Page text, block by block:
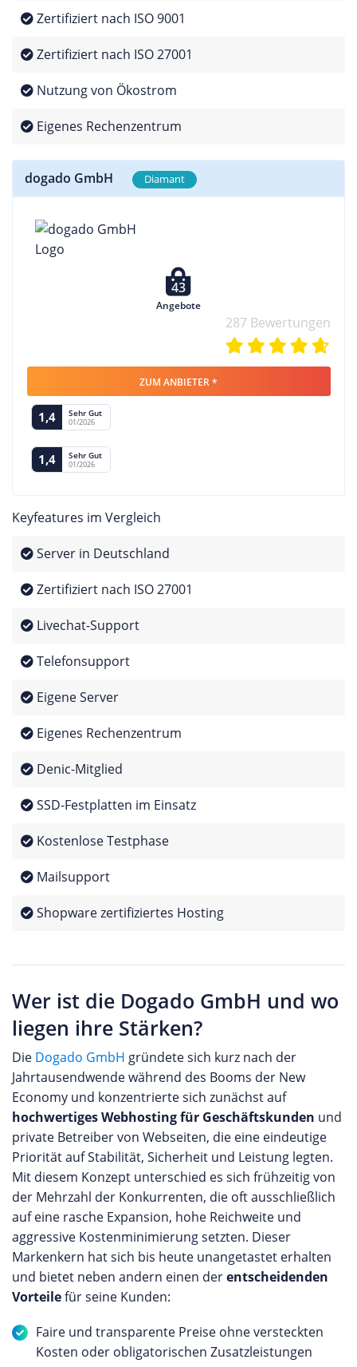
Zertifiziert nach ISO 9001
Zertifiziert nach ISO 27001
Nutzung von Ökostrom
Eigenes Rechenzentrum
dogado GmbH Diamant
43
Angebote
287 Bewertungen
ZUM ANBIETER *
1,4 Sehr Gut
01/2026
1,4 Sehr Gut
01/2026
Keyfeatures im Vergleich
Server in Deutschland
Zertifiziert nach ISO 27001
Livechat-Support
Telefonsupport
Eigene Server
Eigenes Rechenzentrum
Denic-Mitglied
SSD-Festplatten im Einsatz
Kostenlose Testphase
Mailsupport
Shopware zertifiziertes Hosting
Wer ist die Dogado GmbH und wo
liegen ihre Stärken?
Die Dogado GmbH gründete sich kurz nach der
Jahrtausendwende während des Booms der New
Economy und konzentrierte sich zunächst auf
hochwertiges Webhosting für Geschäftskunden und
private Betreiber von Webseiten, die eine eindeutige
Priorität auf Stabilität, Sicherheit und Leistung legten.
Mit diesem Konzept unterschied es sich frühzeitig von
der Mehrzahl der Konkurrenten, die oft ausschließlich
auf eine rasche Expansion, hohe Reichweite und
aggressive Kostenminimierung setzten. Dieser
Markenkern hat sich bis heute unangetastet erhalten
und bietet neben andern einen derentscheidenden
Vorteilefür seine Kunden:
Faire und transparente Preise ohne versteckten
Kosten oder obligatorischen Zusatzleistungen